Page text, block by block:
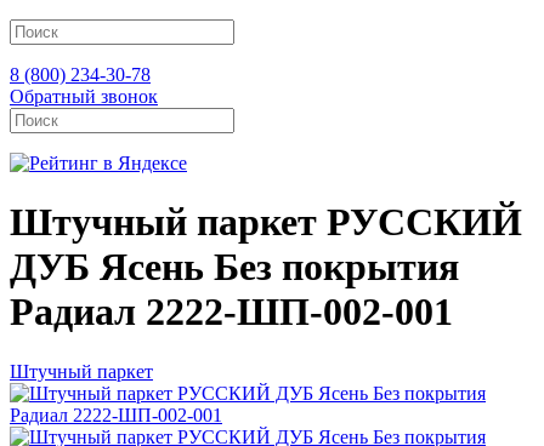
8 (800) 234-30-78
Обратный звонок
Штучный паркет РУССКИЙ
ДУБ Ясень Без покрытия
Радиал 2222-ШП-002-001
Штучный паркет